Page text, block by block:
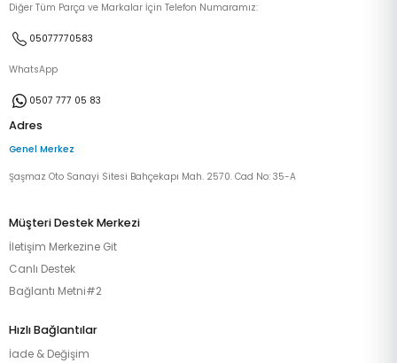
Diğer Tüm Parça ve Markalar İçin Telefon Numaramız:
05077770583
WhatsApp
0507 777 05 83
Adres
Genel Merkez
Şaşmaz Oto Sanayi Sitesi Bahçekapı Mah. 2570. Cad No: 35-A
Müşteri Destek Merkezi
İletişim Merkezine Git
Canlı Destek
Bağlantı Metni#2
Hızlı Bağlantılar
İade & Değişim